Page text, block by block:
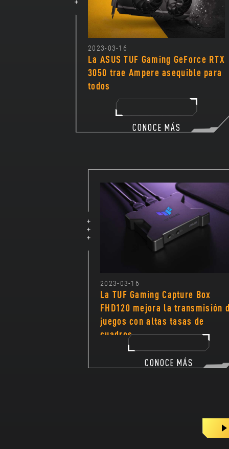
2023-03-16
La ASUS TUF Gaming GeForce RTX
3050 trae Ampere asequible para
todos
CONOCE MÁS
2023-03-16
La TUF Gaming Capture Box
FHD120 mejora la transmisión
juegos con altas tasas de
cuadros
CONOCE MÁS